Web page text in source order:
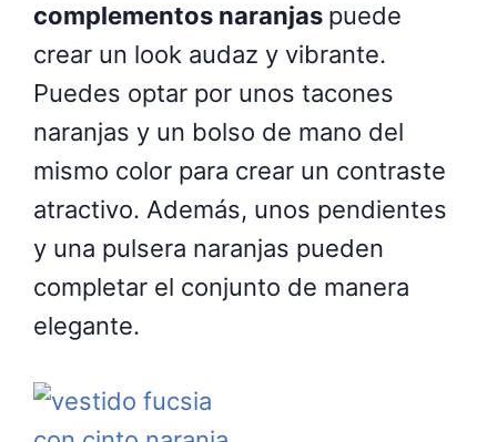
complementos naranjas puede
crear un look audaz y vibrante.
Puedes optar por unos tacones
naranjas y un bolso de mano del
mismo color para crear un contraste
atractivo. Además, unos pendientes
y una pulsera naranjas pueden
completar el conjunto de manera
elegante.